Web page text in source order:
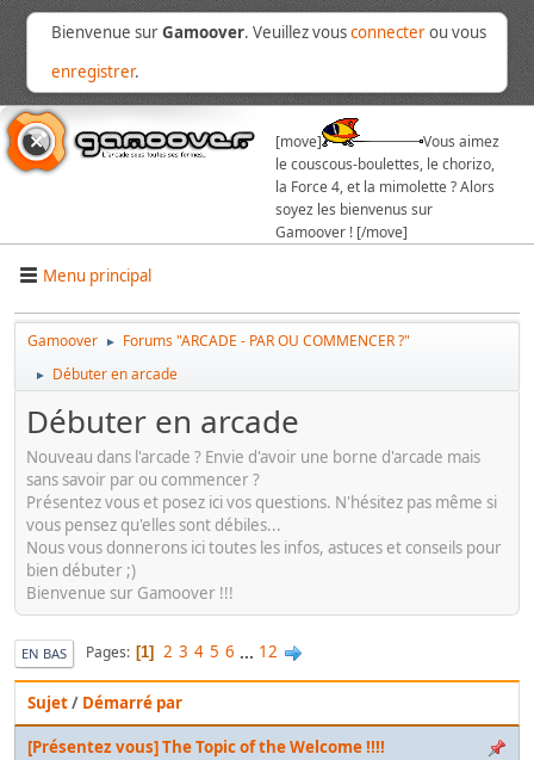
Bienvenue surGamoover. Veuillez vousconnecterou vous
enregistrer.
[move]
Vous aimez
le couscous-boulettes, le chorizo,
la Force 4, et la mimolette ? Alors
soyez les bienvenus sur
Gamoover ! [/move]
Menu principal
Gamoover ► Forums "ARCADE - PAR OU COMMENCER ?"
► Débuter en arcade
Débuter en arcade
Nouveau dans l'arcade ? Envie d'avoir une borne d'arcade mais
sans savoir par ou commencer ?
Présentez vous et posez ici vos questions. N'hésitez pas même si
vous pensez qu'elles sont débiles...
Nous vous donnerons ici toutes les infos, astuces et conseils pour
bien débuter ;)
Bienvenue sur Gamoover !!!
EN BAS Pages 1 2 3 4 5 6 ... 12
Sujet/ Démarré par
[Présentez vous] The Topic of the Welcome !!!!